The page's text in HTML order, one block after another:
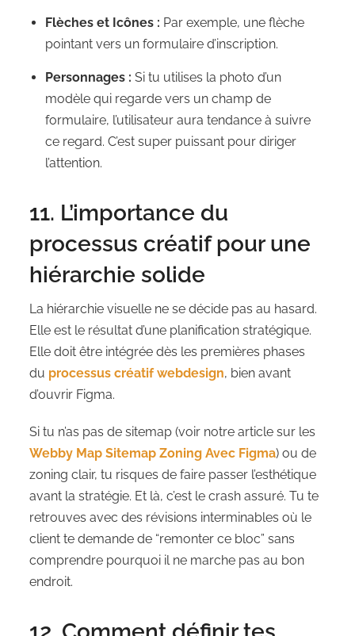
Flèches et Icônes : Par exemple, une flèche
pointant vers un formulaire d’inscription.
Personnages : Si tu utilises la photo d’un
modèle qui regarde vers un champ de
formulaire, l’utilisateur aura tendance à suivre
ce regard. C’est super puissant pour diriger
l’attention.
11. L’importance du
processus créatif pour une
hiérarchie solide
La hiérarchie visuelle ne se décide pas au hasard.
Elle est le résultat d’une planification stratégique.
Elle doit être intégrée dès les premières phases
du processus créatif webdesign, bien avant
d’ouvrir Figma.
Si tu n’as pas de sitemap (voir notre article sur les
Webby Map Sitemap Zoning Avec Figma) ou de
zoning clair, tu risques de faire passer l’esthétique
avant la stratégie. Et là, c’est le crash assuré. Tu te
retrouves avec des révisions interminables où le
client te demande de “remonter ce bloc” sans
comprendre pourquoi il ne marche pas au bon
endroit.